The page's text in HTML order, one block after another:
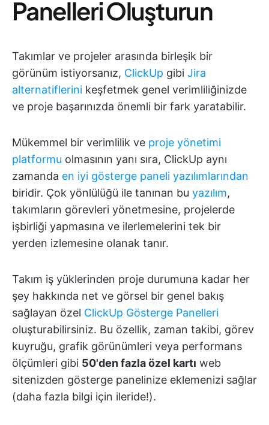
Panelleri Oluşturun
Takımlar ve projeler arasında birleşik bir
görünüm istiyorsanız, ClickUp gibi Jira
alternatiflerini keşfetmek genel verimliliğinizde
ve proje başarınızda önemli bir fark yaratabilir.
Mükemmel bir verimlilik ve proje yönetimi
platformu olmasının yanı sıra, ClickUp aynı
zamanda en iyi gösterge paneli yazılımlarından
biridir. Çok yönlülüğü ile tanınan bu yazılım,
takımların görevleri yönetmesine, projelerde
işbirliği yapmasına ve ilerlemelerini tek bir
yerden izlemesine olanak tanır.
Takım iş yüklerinden proje durumuna kadar her
şey hakkında net ve görsel bir genel bakış
sağlayan özel ClickUp Gösterge Panelleri
oluşturabilirsiniz. Bu özellik, zaman takibi, görev
kuyruğu, grafik görünümleri veya performans
ölçümleri gibi 50'den fazla özel kartı web
sitenizden gösterge panelinize eklemenizi sağlar
(daha fazla bilgi için ileride!).